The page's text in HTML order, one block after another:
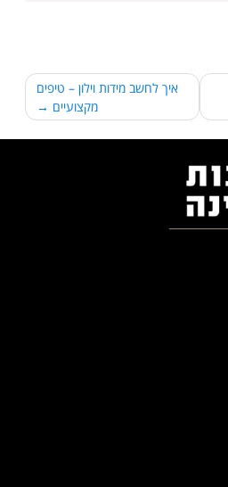
איך לחשב מידות וילון – טיפים
מקצועיים